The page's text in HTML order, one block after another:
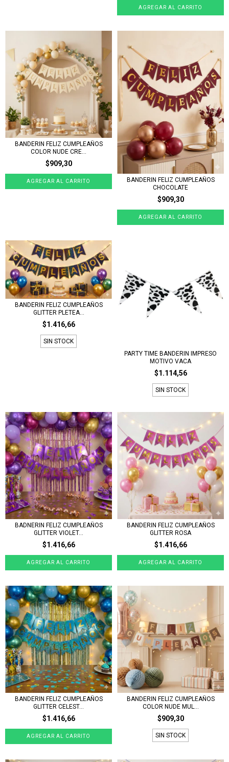
BANDERIN FELIZ CUMPLEAÑOS
COLOR NUDE CRE...
$909,30
BANDERIN FELIZ CUMPLEAÑOS
CHOCOLATE
$909,30
BANDERIN FELIZ CUMPLEAÑOS
GLITTER PLETEA...
$1.416,66
SIN STOCK
PARTY TIME BANDERIN IMPRESO
MOTIVO VACA
$1.114,56
SIN STOCK
BADNERIN FELIZ CUMPLEAÑOS
GLITTER VIOLET...
$1.416,66
BANDERIN FELIZ CUMPLEAÑOS
GLITTER ROSA
$1.416,66
BANDERIN FELIZ CUMPLEAÑOS
GLITTER CELEST...
$1.416,66
BANDERIN FELIZ CUMPLEAÑOS
COLOR NUDE MUL...
$909,30
SIN STOCK